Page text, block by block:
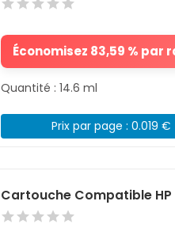
Économisez 83,59 %
Quantité : 14.6 ml
Prix par page : 0.019 €
Cartouche Compatible HP